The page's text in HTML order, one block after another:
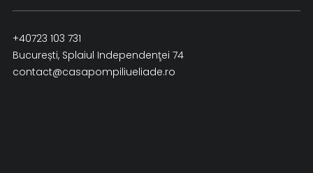
+40723 103 731
București, Splaiul Independenţei 74
contact@casapompiliueliade.ro